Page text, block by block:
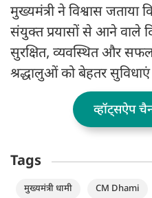
मुख्यमंत्री ने विश्वास
संयुक्त प्रयासों से आने वाले
सुरक्षित, व्यवस्थित और
श्रद्धालुओं को बेहतर
व्हॉट्सऐप
Tags
मुख्यमंत्री धामी CM Dhami